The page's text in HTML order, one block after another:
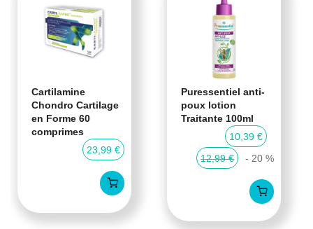
Cartilamine
Chondro Cartilage
en Forme 60
comprimes
23,99 €
Puressentiel anti-
poux lotion
Traitante 100ml
10,39 €
12,99 €
- 20 %